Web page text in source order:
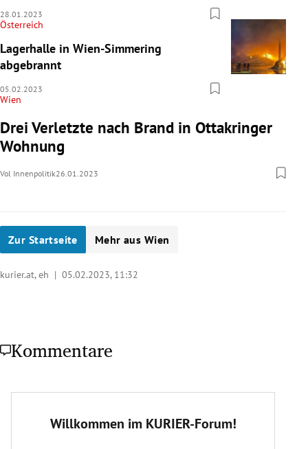
28.01.2023
Österreich
Lagerhalle in Wien-Simmering
abgebrannt
05.02.2023
Wien
Drei Verletzte nach Brand in Ottakringer
Wohnung
Vol Innenpolitik26.01.2023
Zur Startseite Mehr aus Wien
kurier.at, eh | 05.02.2023, 11:32
Kommentare